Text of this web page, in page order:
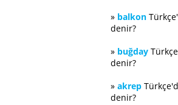
» balkon
denir?
» buğday
denir?
» akrep
denir?